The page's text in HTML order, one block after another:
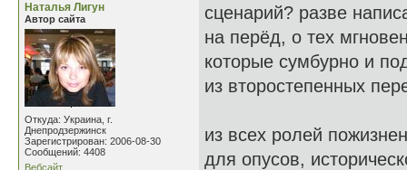
Наталья Лигун
Автор сайта
Откуда: Украина, г.
Днепродзержинск
Зарегистрирован: 2006-08-30
Сообщений: 4408
Вебсайт
сценарий? разве
на перёд, о тех
которые сумбурно и
из второстепенных
из всех ролей
для опусов,